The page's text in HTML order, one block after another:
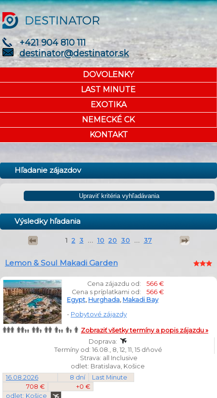
+421 904 810 111
destinator@destinator.sk
DOVOLENKY
LAST MINUTE
EXOTIKA
NEMECKÉ CK
KONTAKT
Hľadanie zájazdov
Výsledky hľadania
1 2 3 ... 10 20 30 ... 37
Lemon & Soul Makadi Garden
Cena zájazdu od:
566 €
Cena s príplatkami od:
566 €
Egypt, Hurghada, Makadi Bay
- Pobytové zájazdy
Zobraziť všetky termíny a popis zájazdu »
Doprava:
Termíny od: 16.08., 8, 12, 11, 15 dňové
Strava: all Inclusive
odlet: Bratislava, Košice
16.08.2026
8 dní
Last Minute
708 €
+0 €
odlet: Košice